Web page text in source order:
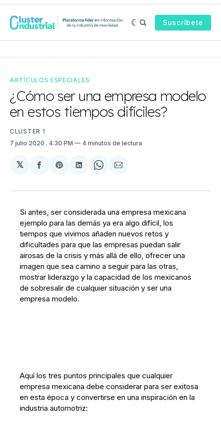
Suscríbete
ARTÍCULOS ESPECIALES
¿Cómo ser una empresa modelo
en estos tiempos difíciles?
CLUSTER 1
7 julio 2020 . 4:30 PM 4 minutos de lectura
𝕏
Compartir
Facebook
Share
Pinterest
Compartir
LinkedIn
Share
WhatsApp
Compartir
Email
Si antes, ser considerada una empresa mexicana
ejemplo para las demás ya era algo difícil, los
tiempos que vivimos añaden nuevos retos y
dificultades para que las empresas puedan salir
airosas de la crisis y más allá de ello, ofrecer una
imagen que sea camino a seguir para las otras,
mostrar liderazgo y la capacidad de los mexicanos
de sobresalir de cualquier situación y ser una
empresa modelo.
Aquí los tres puntos principales que cualquier
empresa mexicana debe considerar para ser exitosa
en esta época y convertirse en una inspiración en la
industria automotriz: